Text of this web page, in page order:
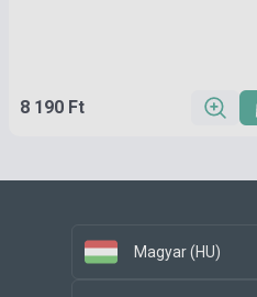
8 190 Ft
Magyar (HU)